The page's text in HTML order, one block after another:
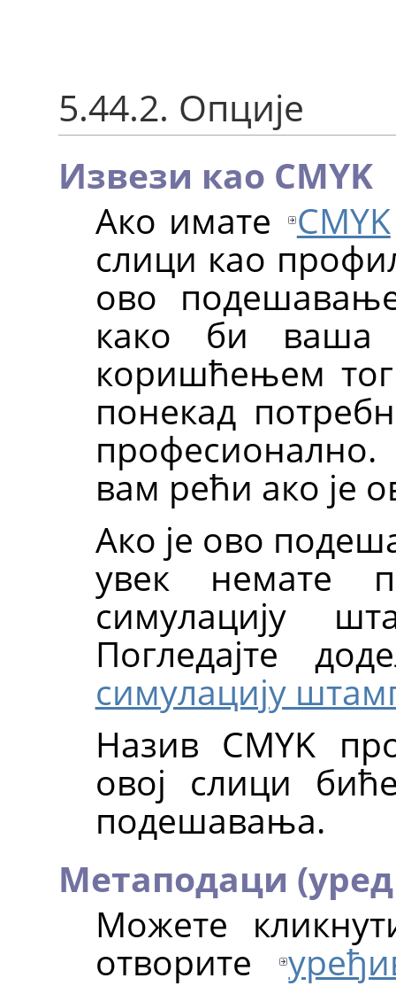
5.44.2. Опције
Извези као CMYK
Ако имате
CMYK
слици као
ово
како би ваша
коришћењем
понекад
вам рећи ако је
Ако је ово
увек немате
симулацију
Погледајте
симулацију
Назив CMYK
овој слици
подешавања.
Метаподаци
Можете
отворите